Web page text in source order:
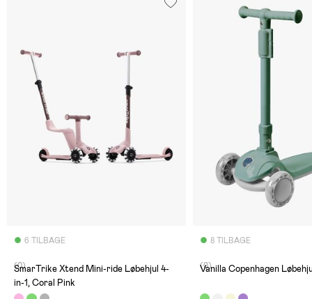
6 TILBAGE
(0)
SmarTrike Xtend Mini-ride Løbehjul 4-
in-1, Coral Pink
8 TILBAGE
(0)
Vanilla Copenhagen